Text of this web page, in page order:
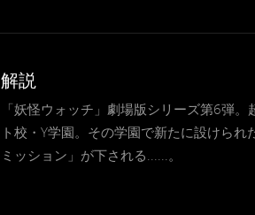
解説
「妖怪ウォッチ」劇場版シリーズ第6弾
ト校・Y学園。その学園で新たに設けら
ミッション」が下される......。